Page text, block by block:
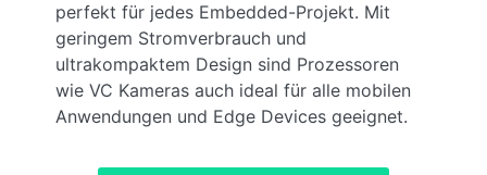
perfekt für jedes Embedded-Projekt. Mit
geringem Stromverbrauch und
ultrakompaktem Design sind Prozessoren
wie VC Kameras auch ideal für alle mobilen
Anwendungen und Edge Devices geeignet.